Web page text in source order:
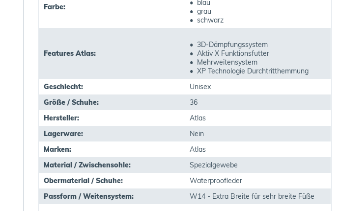
Farbe:
• blau
• grau
• schwarz
Features Atlas:
• 3D-Dämpfungssystem
• Aktiv X Funktionsfutter
• Mehrweitensystem
• XP Technologie Durchtritthemmung
Geschlecht:
Unisex
Größe / Schuhe:
36
Hersteller:
Atlas
Lagerware:
Nein
Marken:
Atlas
Material / Zwischensohle:
Spezialgewebe
Obermaterial / Schuhe:
Waterproofleder
Passform / Weitensystem:
W14 - Extra Breite für sehr breite Füße